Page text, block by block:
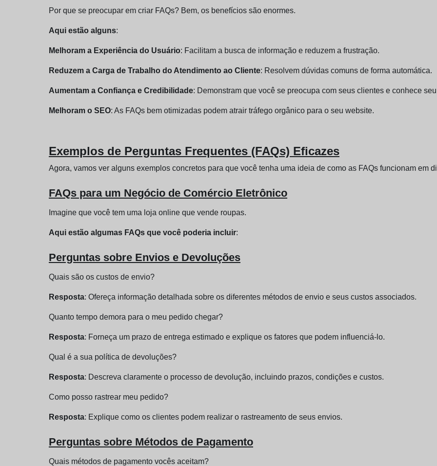
Por que se preocupar em criar FAQs? Bem, os benefícios são enormes.
Aqui estão alguns:
Melhoram a Experiência do Usuário: Facilitam a busca de informação e reduzem a frustração.
Reduzem a Carga de Trabalho do Atendimento ao Cliente: Resolvem dúvidas comuns de forma automática.
Aumentam a Confiança e Credibilidade: Demonstram que você se preocupa com seus clientes e conhece
Melhoram o SEO: As FAQs bem otimizadas podem atrair tráfego orgânico para o seu website.
Exemplos de Perguntas Frequentes (FAQs) Eficazes
Agora, vamos ver alguns exemplos concretos para que você tenha uma ideia de como as FAQs funcionam em
FAQs para um Negócio de Comércio Eletrônico
Imagine que você tem uma loja online que vende roupas.
Aqui estão algumas FAQs que você poderia incluir:
Perguntas sobre Envios e Devoluções
Quais são os custos de envio?
Resposta: Ofereça informação detalhada sobre os diferentes métodos de envio e seus custos associados.
Quanto tempo demora para o meu pedido chegar?
Resposta: Forneça um prazo de entrega estimado e explique os fatores que podem influenciá-lo.
Qual é a sua política de devoluções?
Resposta: Descreva claramente o processo de devolução, incluindo prazos, condições e custos.
Como posso rastrear meu pedido?
Resposta: Explique como os clientes podem realizar o rastreamento de seus envios.
Perguntas sobre Métodos de Pagamento
Quais métodos de pagamento vocês aceitam?